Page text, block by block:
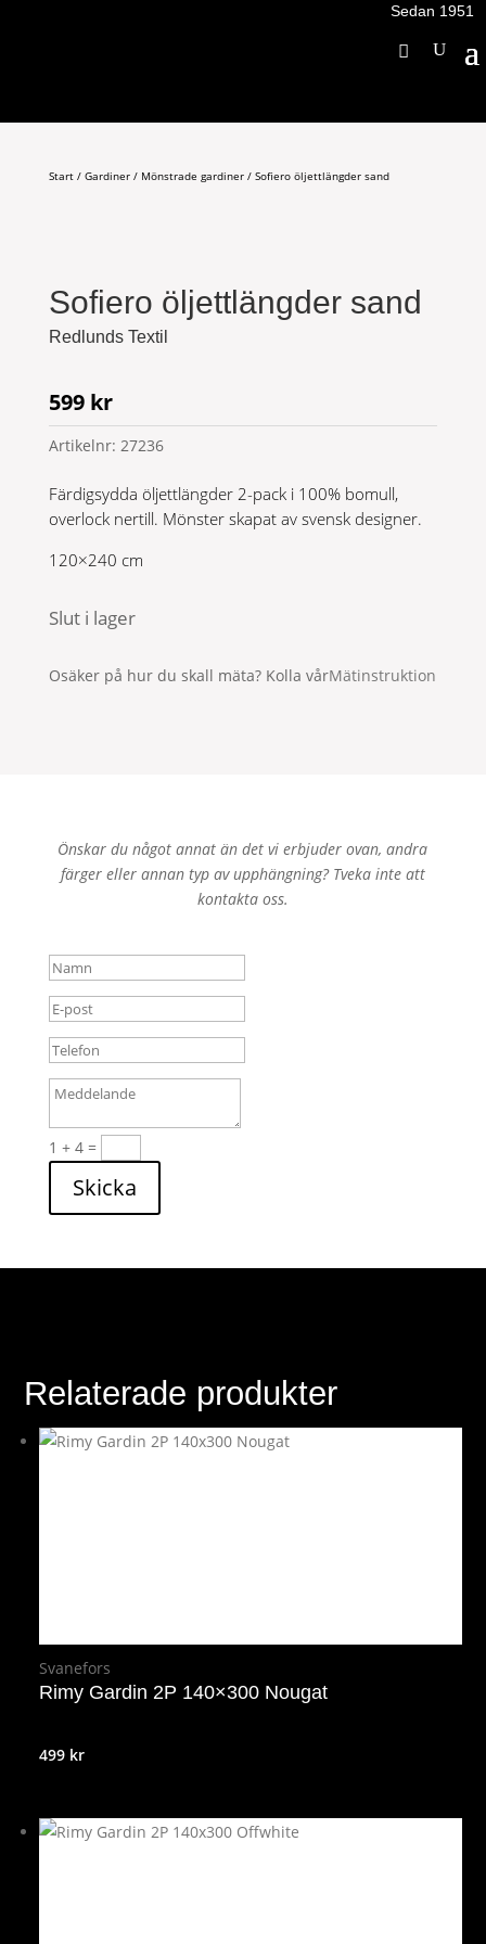
Sedan 1951
Start/ Gardiner/ Mönstrade gardiner/ Sofiero öljettlängder sand
Sofiero öljettlängder sand
Redlunds Textil
599 kr
Artikelnr: 27236
Färdigsydda öljettlängder 2-pack i 100% bomull,
overlock nertill. Mönster skapat av svensk designer.
120×240 cm
Slut i lager
Osäker på hur du skall mäta? Kolla vårMätinstruktion
Önskar du något annat än det vi erbjuder ovan, andra
färger eller annan typ av upphängning? Tveka inte att
kontakta oss.
1 + 4=
Skicka
Relaterade produkter
Svanefors
Rimy Gardin 2P 140×300 Nougat
499 kr